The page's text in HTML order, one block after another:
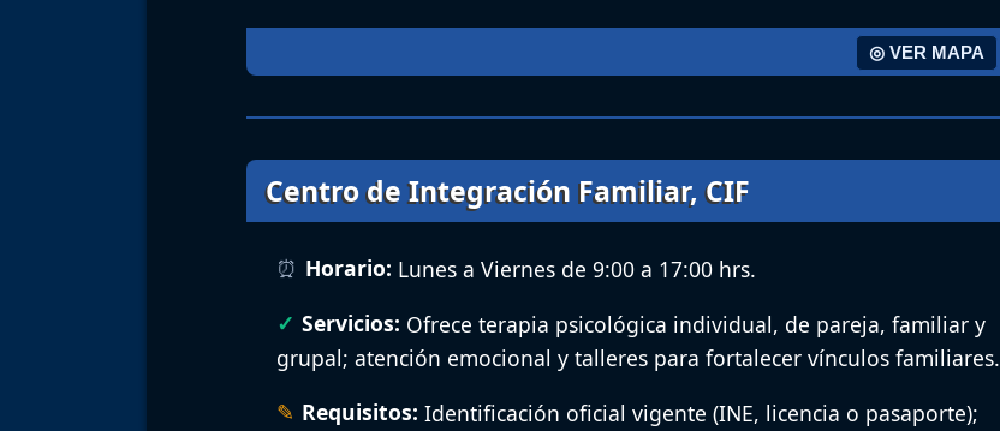
◎ VER MAPA
Centro de Integración Familiar, CIF
Horario: Lunes a Viernes de 9:00 a 17:00 hrs.
Servicios: Ofrece terapia psicológica individual, de pareja, familiar y
grupal; atención emocional y talleres para fortalecer vínculos familiares.
Requisitos: Identificación oficial vigente (INE, licencia o pasaporte);